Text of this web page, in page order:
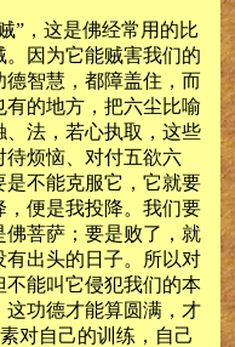
”，这是佛经常用的比
因为它能贼害我们的
智慧，都障盖住，而
的地方，把六尘比喻
、法，若心执取，这些
待烦恼、对付五欲六
不能克服它，它就要
便是我投降。我们要
菩萨；要是败了，就
有出头的日子。所以对
能叫它侵犯我们的本
功德才能算圆满，才
对自己的训练，自己